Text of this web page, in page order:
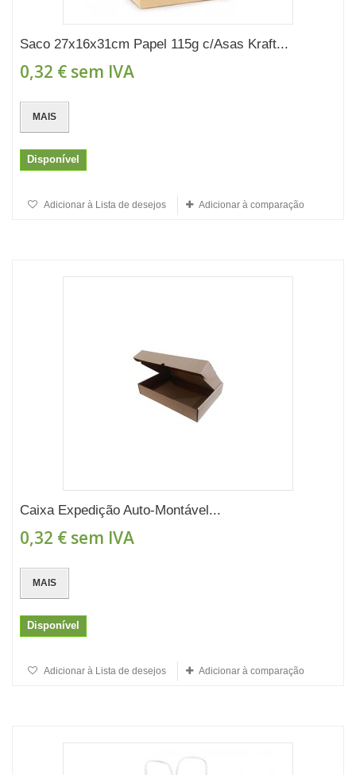
Saco 27x16x31cm Papel 115g c/Asas Kraft...
0,32 € sem IVA
MAIS
Disponível
Adicionar à Lista de desejos Adicionar à comparação
Caixa Expedição Auto-Montável...
0,32 € sem IVA
MAIS
Disponível
Adicionar à Lista de desejos Adicionar à comparação